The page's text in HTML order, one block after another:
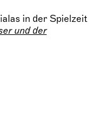
in der Spielzeit
und der